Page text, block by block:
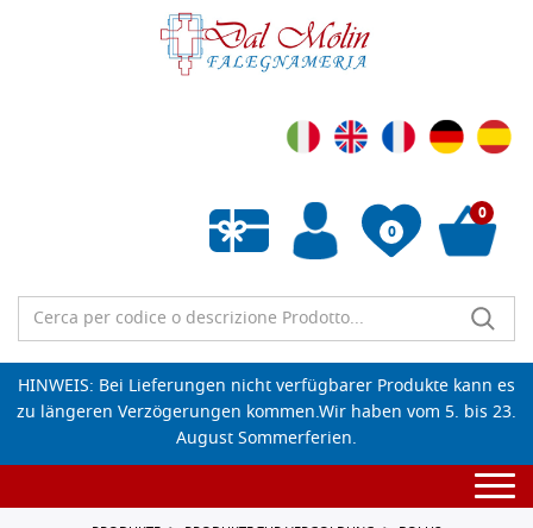
0
Wunschliste leeren
0
HINWEIS: Bei Lieferungen nicht verfügbarer Produkte kann es
zu längeren Verzögerungen kommen.Wir haben vom 5. bis 23.
August Sommerferien.